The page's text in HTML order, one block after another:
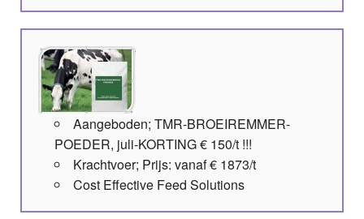
Aangeboden; TMR-BROEIREMMER-
POEDER, juli-KORTING € 150/t !!!
Krachtvoer; Prijs: vanaf € 1873/t
Cost Effective Feed Solutions